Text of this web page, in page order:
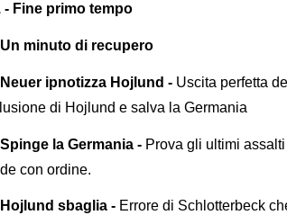
- Fine primo tempo
minuto di recupero
ipnotizza Hojlund - Uscita perfetta
di Hojlund e salva la Germania
la Germania - Prova gli ultimi
con ordine.
sbaglia - Errore di Schlotterbeck